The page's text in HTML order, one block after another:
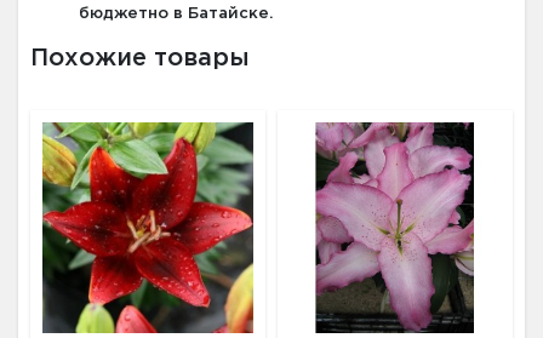
бюджетно в Батайске.
Похожие товары